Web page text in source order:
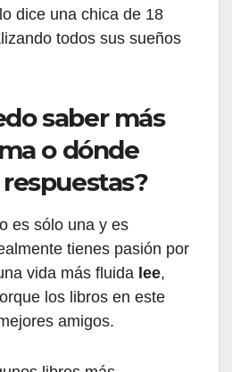
dice una chica de 18
todos sus sueños
saber más
o dónde
es sólo una y es
tienes pasión por
vida más fluida lee,
los libros en este
amigos.